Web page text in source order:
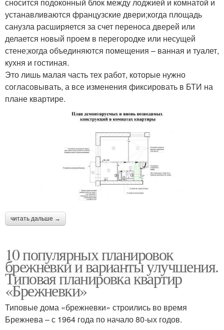
устанавливаются французские двери;когда площадь
санузла расширяется за счет переноса дверей или
делается новый проем в перегородке или несущей
стене;когда объединяются помещения – ванная и туалет,
кухня и гостиная.
Это лишь малая часть тех работ, которые нужно
согласовывать, а все изменения фиксировать в БТИ на
плане квартире.
читать дальше →
10 популярных планировок
брежневки и варианты улучшения.
Типовая планировка квартир
«Брежневки»
Типовые дома «брежневки» строились во время
Брежнева – с 1964 года по начало 80-ых годов.